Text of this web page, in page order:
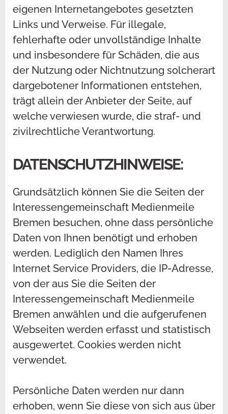
eigenen Internetangebotes gesetzten
Links und Verweise. Für illegale,
fehlerhafte oder unvollständige Inhalte
und insbesondere für Schäden, die aus
der Nutzung oder Nichtnutzung solcherart
dargebotener Informationen entstehen,
trägt allein der Anbieter der Seite, auf
welche verwiesen wurde, die straf- und
zivilrechtliche Verantwortung.
DATENSCHUTZHINWEISE:
Grundsätzlich können Sie die Seiten der
Interessengemeinschaft Medienmeile
Bremen besuchen, ohne dass persönliche
Daten von Ihnen benötigt und erhoben
werden. Lediglich den Namen Ihres
Internet Service Providers, die IP-Adresse,
von der aus Sie die Seiten der
Interessengemeinschaft Medienmeile
Bremen anwählen und die aufgerufenen
Webseiten werden erfasst und statistisch
ausgewertet. Cookies werden nicht
verwendet.
Persönliche Daten werden nur dann
erhoben, wenn Sie diese von sich aus über